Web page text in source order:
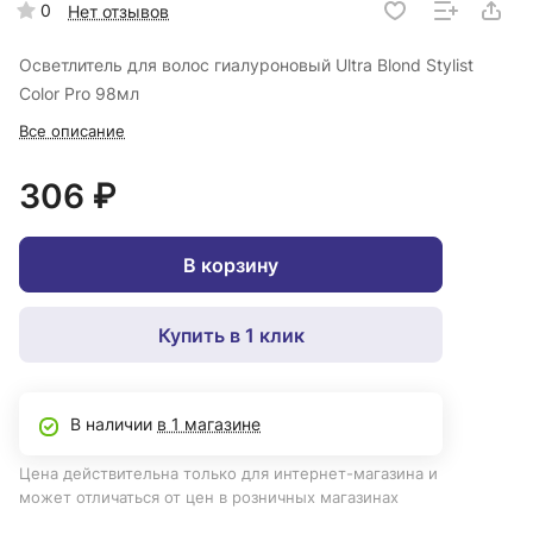
0 Нет отзывов
Осветлитель для волос гиалуроновый Ultra Blond Stylist
Color Pro 98мл
Все описание
306 ₽
В корзину
Купить в 1 клик
В наличии в 1 магазине
Цена действительна только для интернет-магазина и
может отличаться от цен в розничных магазинах